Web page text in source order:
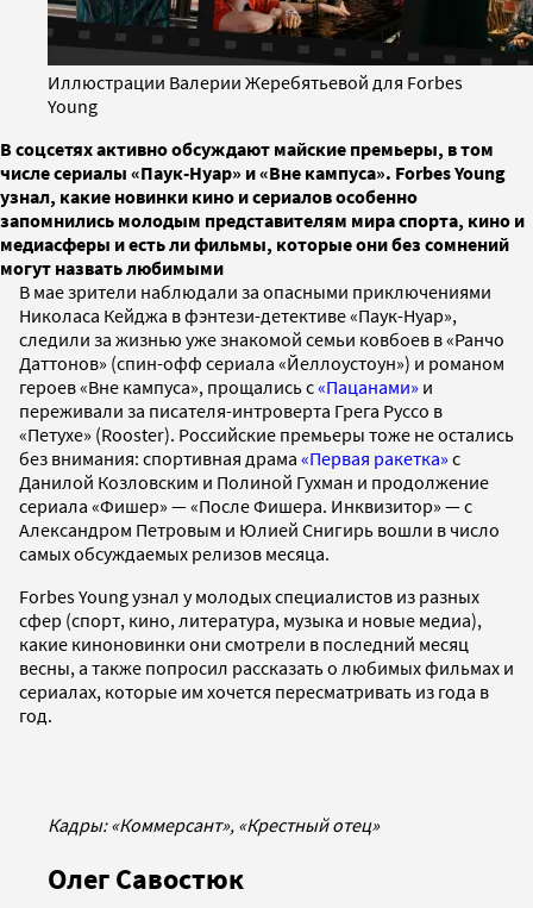
Иллюстрации Валерии Жеребятьевой для Forbes
Young
В соцсетях активно обсуждают майские премьеры, в том
числе сериалы «Паук-Нуар» и «Вне кампуса». Forbes Young
узнал, какие новинки кино и сериалов особенно
запомнились молодым представителям мира спорта, кино и
медиасферы и есть ли фильмы, которые они без сомнений
могут назвать любимыми
В мае зрители наблюдали за опасными приключениями
Николаса Кейджа в фэнтези-детективе «Паук-Нуар»,
следили за жизнью уже знакомой семьи ковбоев в «Ранчо
Даттонов» (спин-офф сериала «Йеллоустоун») и романом
героев «Вне кампуса», прощались с«Пацанами» и
переживали за писателя-интроверта Грега Руссо в
«Петухе» (Rooster). Российские премьеры тоже не остались
без внимания: спортивная драма «Первая ракетка» с
Данилой Козловским и Полиной Гухман и продолжение
сериала «Фишер» — «После Фишера. Инквизитор» — с
Александром Петровым и Юлией Снигирь вошли в число
самых обсуждаемых релизов месяца.
Forbes Young узнал у молодых специалистов из разных
сфер (спорт, кино, литература, музыка и новые медиа),
какие киноновинки они смотрели в последний месяц
весны, а также попросил рассказать о любимых фильмах и
сериалах, которые им хочется пересматривать из года в
год.
Кадры: «Коммерсант», «Крестный отец»
Олег Савостюк